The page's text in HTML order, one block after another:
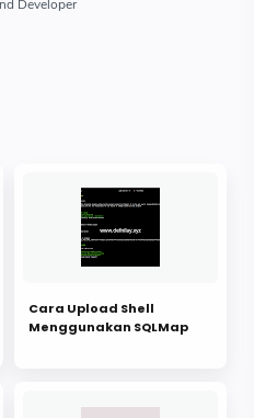
Cara Upload Shell
Menggunakan SQLMap